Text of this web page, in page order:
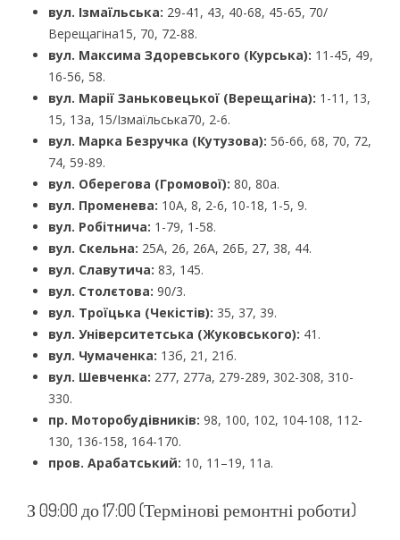
вул. Ізмаїльська: 29-41, 43, 40-68, 45-65, 70/
Верещагіна15, 70, 72-88.
вул. Максима Здоревського (Курська): 11-45, 49,
16-56, 58.
вул. Марії Заньковецької (Верещагіна): 1-11, 13,
15, 13а, 15/Ізмаїльська70, 2-6.
вул. Марка Безручка (Кутузова): 56-66, 68, 70, 72,
74, 59-89.
вул. Оберегова (Громової): 80, 80а.
вул. Променева: 10А, 8, 2-6, 10-18, 1-5, 9.
вул. Робітнича: 1-79, 1-58.
вул. Скельна: 25А, 26, 26А, 26Б, 27, 38, 44.
вул. Славутича: 83, 145.
вул. Столєтова: 90/3.
вул. Троїцька (Чекістів): 35, 37, 39.
вул. Університетська (Жуковського): 41.
вул. Чумаченка: 13б, 21, 21б.
вул. Шевченка: 277, 277а, 279-289, 302-308, 310-
330.
пр. Моторобудівників: 98, 100, 102, 104-108, 112-
130, 136-158, 164-170.
пров. Арабатський: 10, 11–19, 11а.
З 09:00 до 17:00 (Термінові ремонтні роботи)